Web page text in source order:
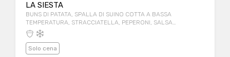
LA SIESTA
BUNS DI PATATA, SPALLA DI SUINO COTTA A BASSA
TEMPERATURA, STRACCIATELLA, PEPERONI, SALSA
GUACAMOLE
Solo cena